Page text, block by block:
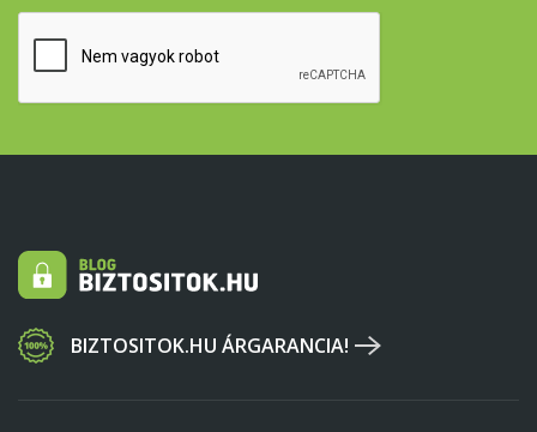
BIZTOSITOK.HU ÁRGARANCIA!